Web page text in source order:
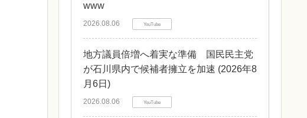
www
2026.08.06 YouTube
地方議員倍増へ着実な準備 国民民主党
が石川県内で候補者擁立を加速 (2026年8
月6日)
2026.08.06 YouTube